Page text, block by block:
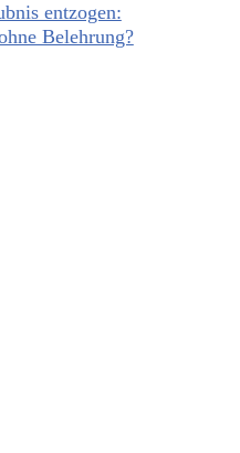
entzogen:
Belehrung?